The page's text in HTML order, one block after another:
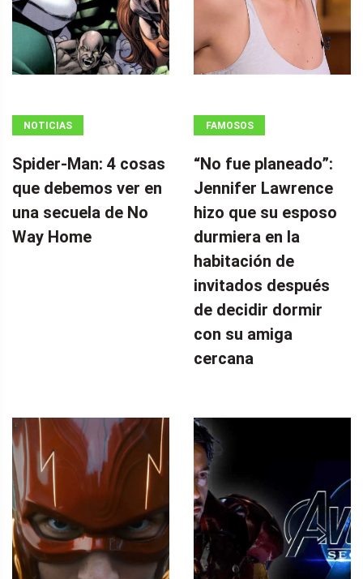
NOTICIAS
Spider-Man: 4 cosas
que debemos ver en
una secuela de No
Way Home
FAMOSOS
“No fue planeado”: ​​
Jennifer Lawrence
hizo que su esposo
durmiera en la
habitación de
invitados después
de decidir dormir
con su amiga
cercana